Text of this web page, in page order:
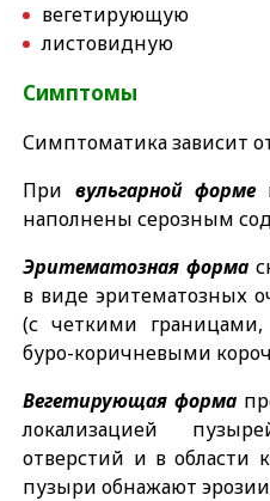
вегетирующую
листовидную
Симптомы
Симптоматика зависит
При вульгарной форме
наполнены серозным
Эритематозная форма
в виде эритематозных
(с четкими
буро-коричневыми
Вегетирующая форма
локализацией
отверстий и в области
пузыри обнажают